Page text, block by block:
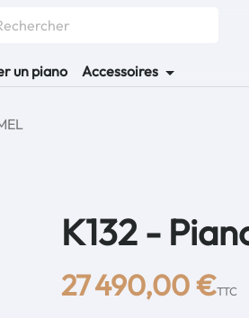
un piano Accessoires
K132 -
27 490,00 €TTC